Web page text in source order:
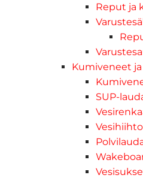
Reput ja
Kumiveneet
SUP-